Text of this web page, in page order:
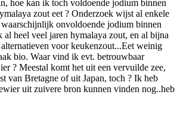
hoe kan ik toch voldoende jodium binnen
zout eet ? Onderzoek wijst al enkele
onvoldoende jodium binnen
heel veel jaren hymalaya zout, en al bijna
voor keukenzout...Eet weinig
bio. Waar vind ik evt. betrouwbaar
? Meestal komt het uit een vervuilde zee,
van Bretagne of uit Japan, toch ? Ik heb
uit zuivere bron kunnen vinden nog..heb